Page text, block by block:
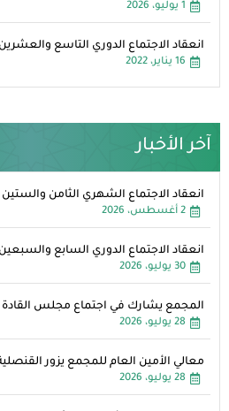
1 يوليو، 2026
انعقاد الاجتماع الدوري التاسع
16 يناير، 2022
آخر الأخبار
انعقاد الاجتماع الشهري الثامن
2 أغسطس، 2026
انعقاد الاجتماع الدوري السابع
30 يوليو، 2026
المجمع يشارك في اجتماع مجلس القادة
28 يوليو، 2026
معالي الأمين العام للمجمع يزور
28 يوليو، 2026